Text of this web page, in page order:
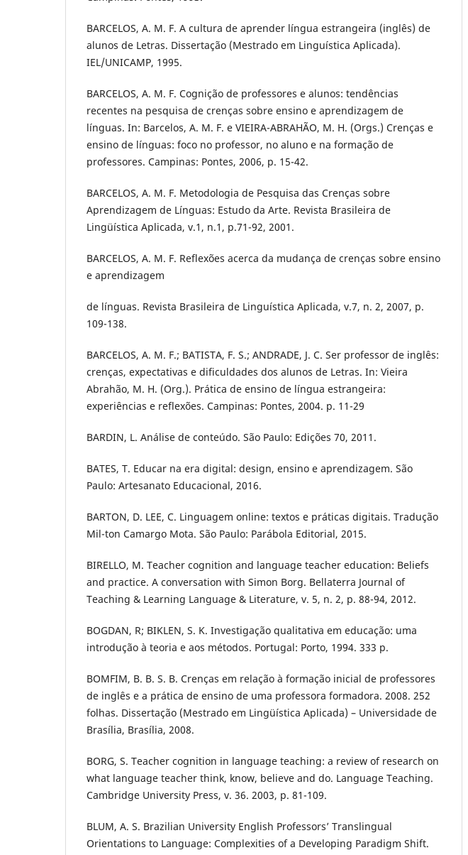
BARCELOS, A. M. F. A cultura de aprender língua estrangeira (inglês) de
alunos de Letras. Dissertação (Mestrado em Linguística Aplicada).
IEL/UNICAMP, 1995.
BARCELOS, A. M. F. Cognição de professores e alunos: tendências
recentes na pesquisa de crenças sobre ensino e aprendizagem de
línguas. In: Barcelos, A. M. F. e VIEIRA-ABRAHÃO, M. H. (Orgs.) Crenças e
ensino de línguas: foco no professor, no aluno e na formação de
professores. Campinas: Pontes, 2006, p. 15-42.
BARCELOS, A. M. F. Metodologia de Pesquisa das Crenças sobre
Aprendizagem de Línguas: Estudo da Arte. Revista Brasileira de
Lingüística Aplicada, v.1, n.1, p.71-92, 2001.
BARCELOS, A. M. F. Reflexões acerca da mudança de crenças sobre ensino
e aprendizagem
de línguas. Revista Brasileira de Linguística Aplicada, v.7, n. 2, 2007, p.
109-138.
BARCELOS, A. M. F.; BATISTA, F. S.; ANDRADE, J. C. Ser professor de inglês:
crenças, expectativas e dificuldades dos alunos de Letras. In: Vieira
Abrahão, M. H. (Org.). Prática de ensino de língua estrangeira:
experiências e reflexões. Campinas: Pontes, 2004. p. 11-29
BARDIN, L. Análise de conteúdo. São Paulo: Edições 70, 2011.
BATES, T. Educar na era digital: design, ensino e aprendizagem. São
Paulo: Artesanato Educacional, 2016.
BARTON, D. LEE, C. Linguagem online: textos e práticas digitais. Tradução
Mil-ton Camargo Mota. São Paulo: Parábola Editorial, 2015.
BIRELLO, M. Teacher cognition and language teacher education: Beliefs
and practice. A conversation with Simon Borg. Bellaterra Journal of
Teaching & Learning Language & Literature, v. 5, n. 2, p. 88-94, 2012.
BOGDAN, R; BIKLEN, S. K. Investigação qualitativa em educação: uma
introdução à teoria e aos métodos. Portugal: Porto, 1994. 333 p.
BOMFIM, B. B. S. B. Crenças em relação à formação inicial de professores
de inglês e a prática de ensino de uma professora formadora. 2008. 252
folhas. Dissertação (Mestrado em Lingüística Aplicada) – Universidade de
Brasília, Brasília, 2008.
BORG, S. Teacher cognition in language teaching: a review of research on
what language teacher think, know, believe and do. Language Teaching.
Cambridge University Press, v. 36. 2003, p. 81-109.
BLUM, A. S. Brazilian University English Professors’ Translingual
Orientations to Language: Complexities of a Developing Paradigm Shift.